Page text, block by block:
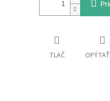
TLAČ